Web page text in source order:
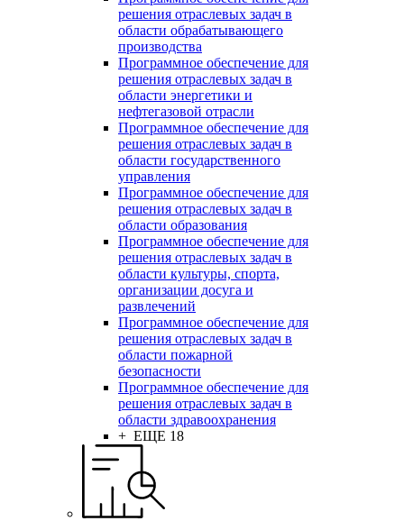
решения отраслевых задач в
области обрабатывающего
производства
Программное обеспечение для
решения отраслевых задач в
области энергетики и
нефтегазовой отрасли
Программное обеспечение для
решения отраслевых задач в
области государственного
управления
Программное обеспечение для
решения отраслевых задач в
области образования
Программное обеспечение для
решения отраслевых задач в
области культуры, спорта,
организации досуга и
развлечений
Программное обеспечение для
решения отраслевых задач в
области пожарной
безопасности
Программное обеспечение для
решения отраслевых задач в
области здравоохранения
+ ЕЩЕ 18